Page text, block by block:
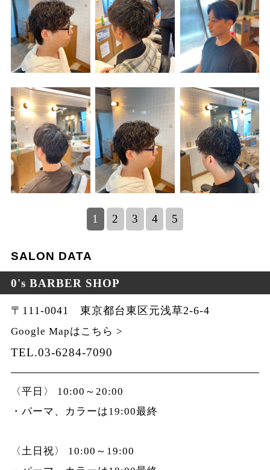
1 2 3 4 5
SALON DATA
0's BARBER SHOP
〒111-0041 東京都台東区元浅草2-6-4
Google Mapはこちら >
TEL.03-6284-7090
〈平日〉 10:00～20:00
・パーマ、カラーは19:00最終
〈土日祝〉 10:00～19:00